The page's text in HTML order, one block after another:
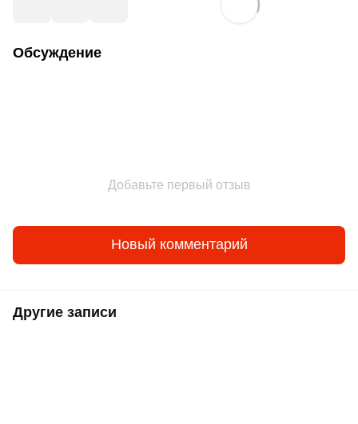
Обсуждение
Добавьте первый отзыв
Новый комментарий
Другие записи